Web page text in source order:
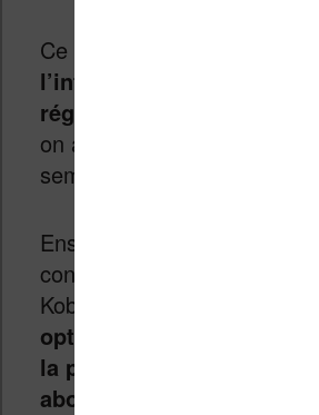
Ce qui est appréciable c’est
l’intensité lumineuse est
réglable sur la Kobo
. Sur
on a plus un éclairage par
semble.
Ensuite, on passe aux
configuration du texte. Là,
Kobo a une longueur
options telles que la
la police de caractère sont
abouties